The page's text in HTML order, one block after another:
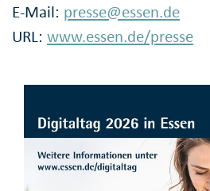
E-Mail: presse@essen.de
URL: www.essen.de/presse